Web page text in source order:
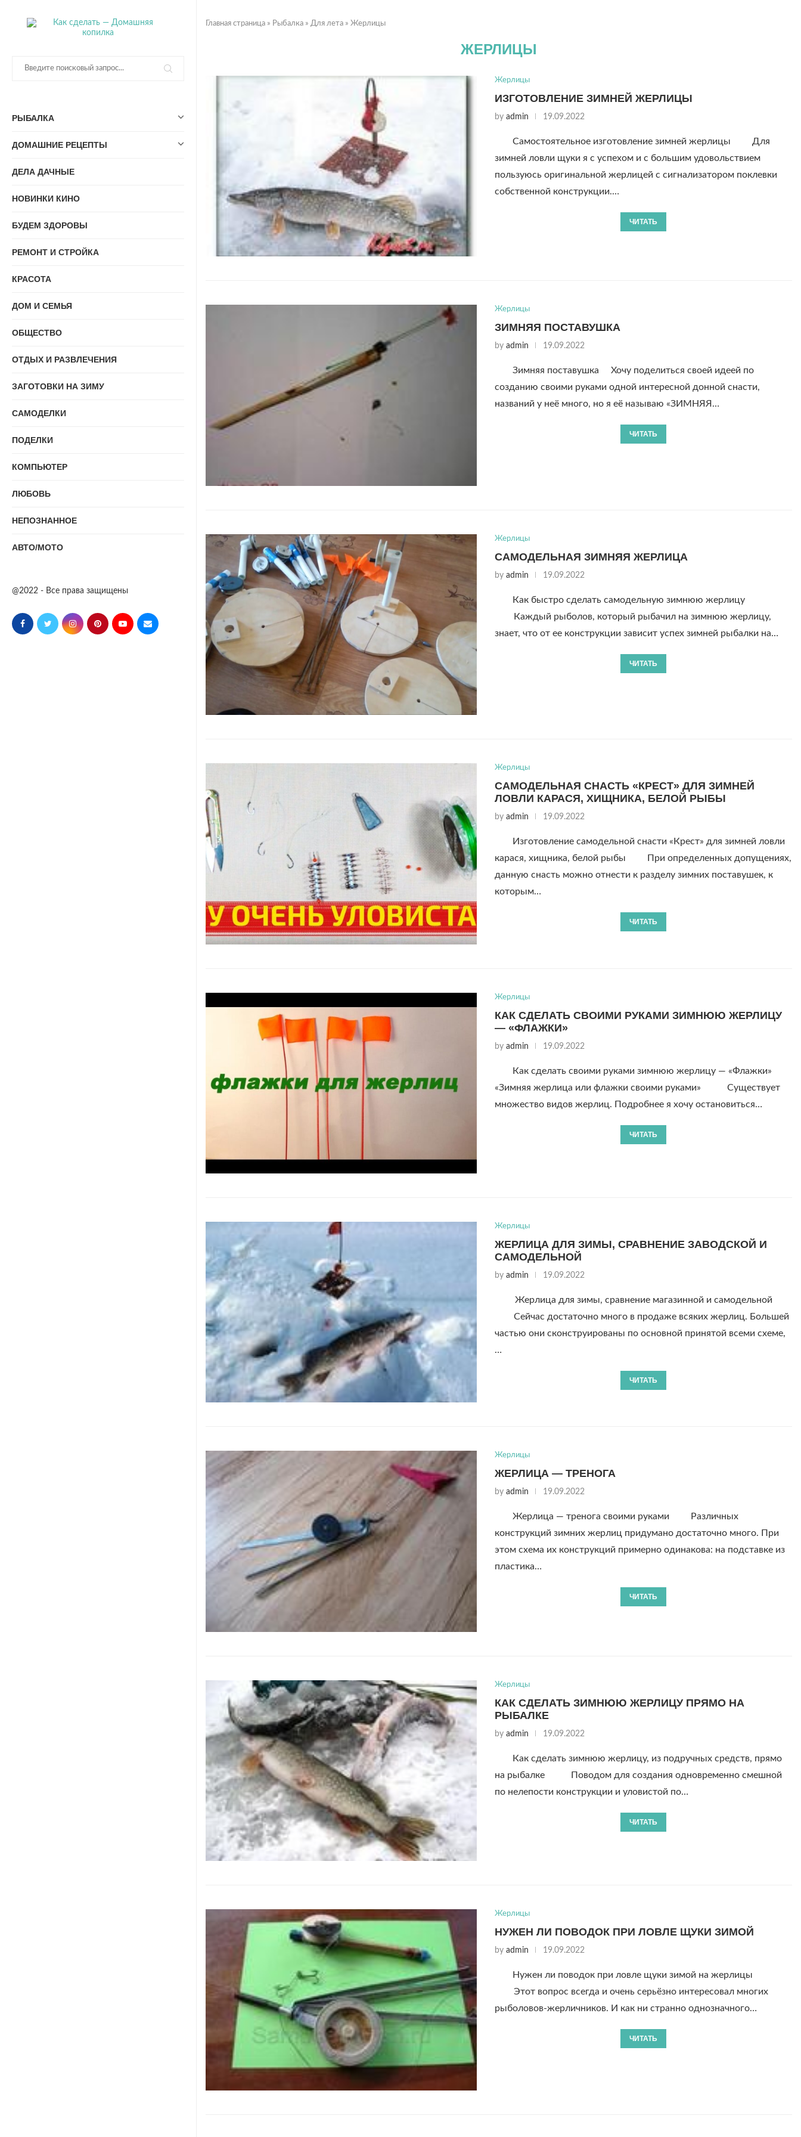
РЫБАЛКА
ДОМАШНИЕ РЕЦЕПТЫ
ДЕЛА ДАЧНЫЕ
НОВИНКИ КИНО
БУДЕМ ЗДОРОВЫ
РЕМОНТ И СТРОЙКА
КРАСОТА
ДОМ И СЕМЬЯ
ОБЩЕСТВО
ОТДЫХ И РАЗВЛЕЧЕНИЯ
ЗАГОТОВКИ НА ЗИМУ
САМОДЕЛКИ
ПОДЕЛКИ
КОМПЬЮТЕР
ЛЮБОВЬ
НЕПОЗНАННОЕ
АВТО/МОТО
@2022 - Все права защищены
Главная страница » Рыбалка » Для лета » Жерлицы
ЖЕРЛИЦЫ
Жерлицы
ИЗГОТОВЛЕНИЕ ЗИМНЕЙ ЖЕРЛИЦЫ
byadmin 19.09.2022
Самостоятельное изготовление зимней жерлицы Для
зимней ловли щуки я с успехом и с большим удовольствием
пользуюсь оригинальной жерлицей с сигнализатором поклевки
собственной конструкции.…
ЧИТАТЬ
Жерлицы
ЗИМНЯЯ ПОСТАВУШКА
byadmin 19.09.2022
Зимняя поставушка Хочу поделиться своей идеей по
созданию своими руками одной интересной донной снасти,
названий у неё много, но я её называю «ЗИМНЯЯ…
ЧИТАТЬ
Жерлицы
САМОДЕЛЬНАЯ ЗИМНЯЯ ЖЕРЛИЦА
byadmin 19.09.2022
Как быстро сделать самодельную зимнюю жерлицу
Каждый рыболов, который рыбачил на зимнюю жерлицу,
знает, что от ее конструкции зависит успех зимней рыбалки на…
ЧИТАТЬ
Жерлицы
САМОДЕЛЬНАЯ СНАСТЬ «КРЕСТ» ДЛЯ ЗИМНЕЙ
ЛОВЛИ КАРАСЯ, ХИЩНИКА, БЕЛОЙ РЫБЫ
byadmin 19.09.2022
Изготовление самодельной снасти «Крест» для зимней ловли
карася, хищника, белой рыбы При определенных допущениях,
данную снасть можно отнести к разделу зимних поставушек, к
которым…
ЧИТАТЬ
Жерлицы
КАК СДЕЛАТЬ СВОИМИ РУКАМИ ЗИМНЮЮ ЖЕРЛИЦУ
— «ФЛАЖКИ»
byadmin 19.09.2022
Как сделать своими руками зимнюю жерлицу — «Флажки»
«Зимняя жерлица или флажки своими руками» Существует
множество видов жерлиц. Подробнее я хочу остановиться…
ЧИТАТЬ
Жерлицы
ЖЕРЛИЦА ДЛЯ ЗИМЫ, СРАВНЕНИЕ ЗАВОДСКОЙ И
САМОДЕЛЬНОЙ
byadmin 19.09.2022
Жерлица для зимы, сравнение магазинной и самодельной
Сейчас достаточно много в продаже всяких жерлиц. Большей
частью они сконструированы по основной принятой всеми схеме,
…
ЧИТАТЬ
Жерлицы
ЖЕРЛИЦА — ТРЕНОГА
byadmin 19.09.2022
Жерлица — тренога своими руками Различных
конструкций зимних жерлиц придумано достаточно много. При
этом схема их конструкций примерно одинакова: на подставке из
пластика…
ЧИТАТЬ
Жерлицы
КАК СДЕЛАТЬ ЗИМНЮЮ ЖЕРЛИЦУ ПРЯМО НА
РЫБАЛКЕ
byadmin 19.09.2022
Как сделать зимнюю жерлицу, из подручных средств, прямо
на рыбалке Поводом для создания одновременно смешной
по нелепости конструкции и уловистой по…
ЧИТАТЬ
Жерлицы
НУЖЕН ЛИ ПОВОДОК ПРИ ЛОВЛЕ ЩУКИ ЗИМОЙ
byadmin 19.09.2022
Нужен ли поводок при ловле щуки зимой на жерлицы
Этот вопрос всегда и очень серьёзно интересовал многих
рыболовов-жерличников. И как ни странно однозначного…
ЧИТАТЬ